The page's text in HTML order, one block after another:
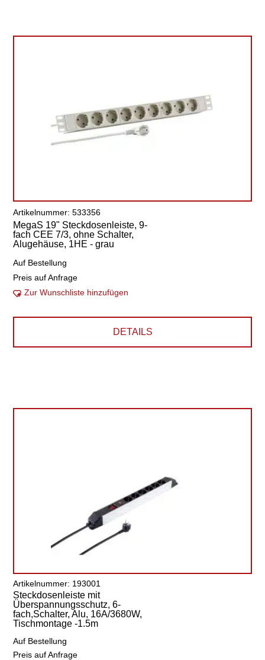
Artikelnummer: 533356
MegaS 19" Steckdosenleiste, 9-
fach CEE 7/3, ohne Schalter,
Alugehäuse, 1HE - grau
Auf Bestellung
Preis auf Anfrage
Zur Wunschliste hinzufügen
DETAILS
Artikelnummer: 193001
Steckdosenleiste mit
Überspannungsschutz, 6-
fach,Schalter, Alu, 16A/3680W,
Tischmontage -1.5m
Auf Bestellung
Preis auf Anfrage